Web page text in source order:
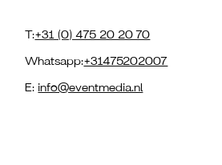
T:+31 (0) 475 20 20 70
Whatsapp:+31475202007
E: info@eventmedia.nl